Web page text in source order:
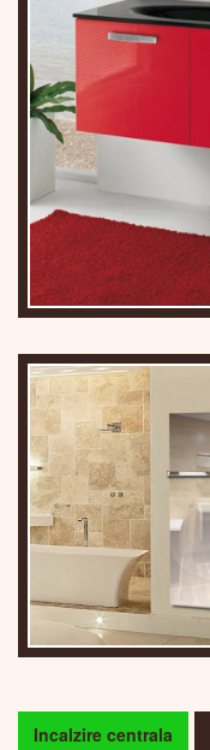
Incalzire centrala